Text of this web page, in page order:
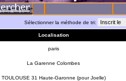
Sélectionner la méthode de tri:
Localisation
paris
La Garenne Colombes
TOULOUSE 31 Haute-Garonne (pour Joelle)